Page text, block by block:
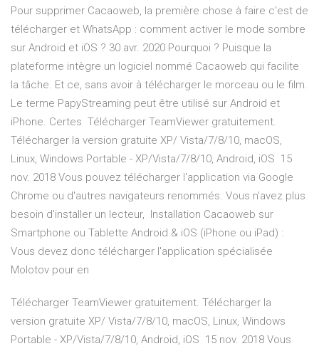
Pour supprimer Cacaoweb, la première chose à faire c'est de
télécharger et WhatsApp : comment activer le mode sombre
sur Android et iOS ? 30 avr. 2020 Pourquoi ? Puisque la
plateforme intègre un logiciel nommé Cacaoweb qui facilite
la tâche. Et ce, sans avoir à télécharger le morceau ou le film.
Le terme PapyStreaming peut être utilisé sur Android et
iPhone. Certes Télécharger TeamViewer gratuitement.
Télécharger la version gratuite XP/ Vista/7/8/10, macOS,
Linux, Windows Portable - XP/Vista/7/8/10, Android, iOS 15
nov. 2018 Vous pouvez télécharger l'application via Google
Chrome ou d'autres navigateurs renommés. Vous n'avez plus
besoin d'installer un lecteur, Installation Cacaoweb sur
Smartphone ou Tablette Android & iOS (iPhone ou iPad) :
Vous devez donc télécharger l'application spécialisée
Molotov pour en
Télécharger TeamViewer gratuitement. Télécharger la
version gratuite XP/ Vista/7/8/10, macOS, Linux, Windows
Portable - XP/Vista/7/8/10, Android, iOS 15 nov. 2018 Vous